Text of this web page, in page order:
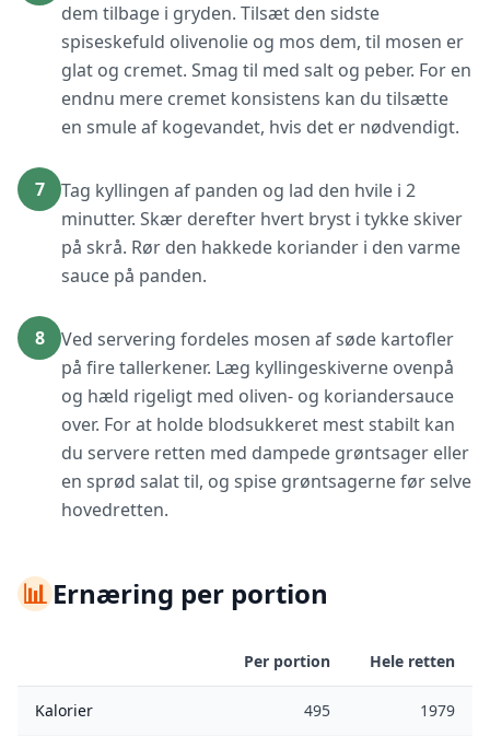
dem tilbage i gryden. Tilsæt den sidste
spiseskefuld olivenolie og mos dem, til mosen er
glat og cremet. Smag til med salt og peber. For en
endnu mere cremet konsistens kan du tilsætte
en smule af kogevandet, hvis det er nødvendigt.
7
Tag kyllingen af panden og lad den hvile i 2
minutter. Skær derefter hvert bryst i tykke skiver
på skrå. Rør den hakkede koriander i den varme
sauce på panden.
8
Ved servering fordeles mosen af søde kartofler
på fire tallerkener. Læg kyllingeskiverne ovenpå
og hæld rigeligt med oliven- og koriandersauce
over. For at holde blodsukkeret mest stabilt kan
du servere retten med dampede grøntsager eller
en sprød salat til, og spise grøntsagerne før selve
hovedretten.
📊Ernæring per portion
Per portion Hele retten
Kalorier 495 1979